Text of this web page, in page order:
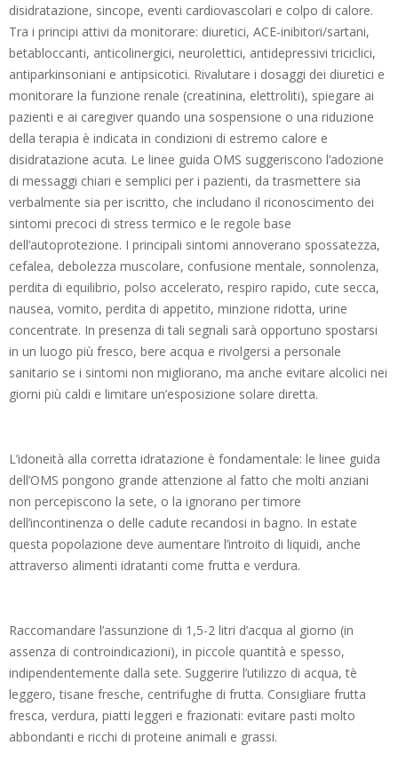
disidratazione, sincope, eventi cardiovascolari e colpo di calore.
Tra i principi attivi da monitorare: diuretici, ACE-inibitori/sartani,
betabloccanti, anticolinergici, neurolettici, antidepressivi triciclici,
antiparkinsoniani e antipsicotici. Rivalutare i dosaggi dei diuretici e
monitorare la funzione renale (creatinina, elettroliti), spiegare ai
pazienti e ai caregiver quando una sospensione o una riduzione
della terapia è indicata in condizioni di estremo calore e
disidratazione acuta. Le linee guida OMS suggeriscono l’adozione
di messaggi chiari e semplici per i pazienti, da trasmettere sia
verbalmente sia per iscritto, che includano il riconoscimento dei
sintomi precoci di stress termico e le regole base
dell’autoprotezione. I principali sintomi annoverano spossatezza,
cefalea, debolezza muscolare, confusione mentale, sonnolenza,
perdita di equilibrio, polso accelerato, respiro rapido, cute secca,
nausea, vomito, perdita di appetito, minzione ridotta, urine
concentrate. In presenza di tali segnali sarà opportuno spostarsi
in un luogo più fresco, bere acqua e rivolgersi a personale
sanitario se i sintomi non migliorano, ma anche evitare alcolici nei
giorni più caldi e limitare un’esposizione solare diretta.
L’idoneità alla corretta idratazione è fondamentale: le linee guida
dell’OMS pongono grande attenzione al fatto che molti anziani
non percepiscono la sete, o la ignorano per timore
dell’incontinenza o delle cadute recandosi in bagno. In estate
questa popolazione deve aumentare l’introito di liquidi, anche
attraverso alimenti idratanti come frutta e verdura.
Raccomandare l’assunzione di 1,5-2 litri d’acqua al giorno (in
assenza di controindicazioni), in piccole quantità e spesso,
indipendentemente dalla sete. Suggerire l’utilizzo di acqua, tè
leggero, tisane fresche, centrifughe di frutta. Consigliare frutta
fresca, verdura, piatti leggeri e frazionati: evitare pasti molto
abbondanti e ricchi di proteine animali e grassi.